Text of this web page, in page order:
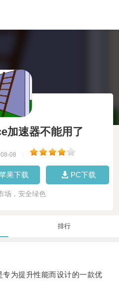
加速器不能用了
08
果下载 PC下载
场，安全绿色
排行
为提升性能而设计的一款优